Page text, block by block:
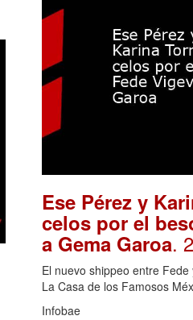
Ese Pérez y
celos por el
a Gema Garoa.
El nuevo shippeo entre
La Casa de los Famosos
Infobae